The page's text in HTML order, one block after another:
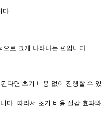
다.
로 크게 나타나는 편입니다.
다면 초기 비용 없이 진행할 수 있
다. 따라서 초기 비용 절감 효과와